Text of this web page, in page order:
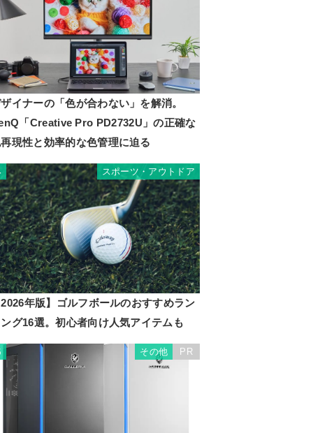
イナーの「色が合わない」を解消。
「Creative Pro PD2732U」の正確な
現性と効率的な色管理に迫る
スポーツ・アウトドア
年版】ゴルフボールのおすすめラン
グ16選。初心者向け人気アイテムも
その他 PR